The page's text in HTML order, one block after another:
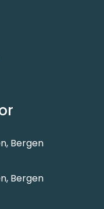
Bergen
Bergen